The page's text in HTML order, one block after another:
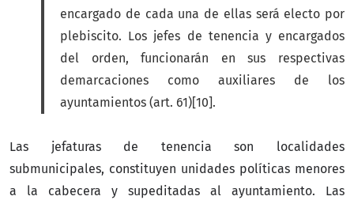
encargado de cada una de ellas será electo por
plebiscito. Los jefes de tenencia y encargados
del orden, funcionarán en sus respectivas
demarcaciones como auxiliares de los
ayuntamientos (art. 61)[10].
Las jefaturas de tenencia son localidades
submunicipales, constituyen unidades políticas menores
a la cabecera y supeditadas al ayuntamiento. Las